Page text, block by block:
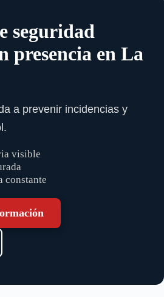
seguridad
presencia en La
a prevenir incidencias y
visible
constante